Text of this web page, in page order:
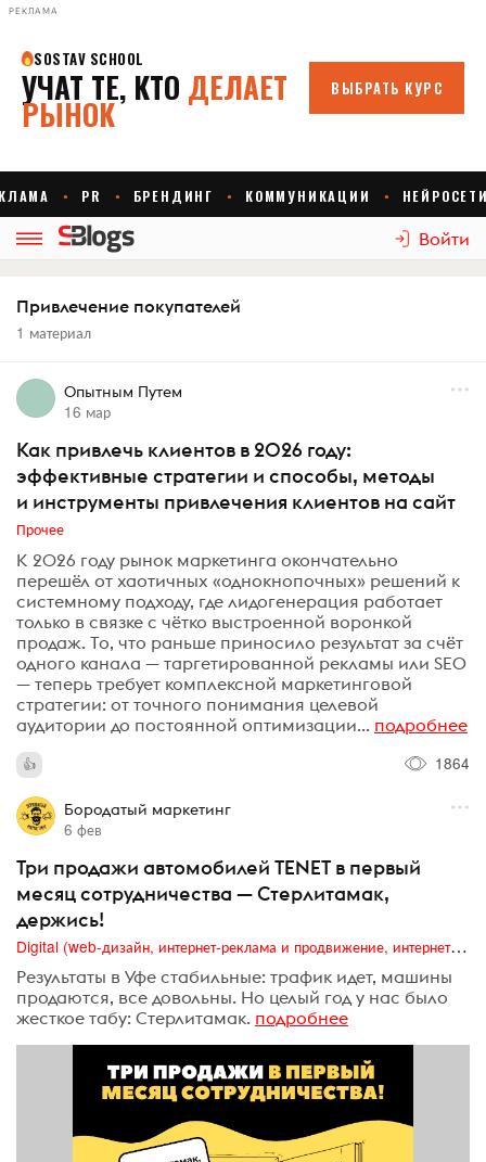
РЕКЛАМА
Войти
Привлечение покупателей
1 материал
Опытным Путем
16 мар
Как привлечь клиентов в 2026 году:
эффективные стратегии и способы, методы
и инструменты привлечения клиентов на сайт
Прочее
К 2026 году рынок маркетинга окончательно
перешёл от хаотичных «однокнопочных» решений к
системному подходу, где лидогенерация работает
только в связке с чётко выстроенной воронкой
продаж. То, что раньше приносило результат за счёт
одного канала — таргетированной рекламы или SEO
— теперь требует комплексной маркетинговой
стратегии: от точного понимания целевой
аудитории до постоянной оптимизации... подробнее
1864
Бородатый маркетинг
6 фев
Три продажи автомобилей TENET в первый
месяц сотрудничества — Стерлитамак,
держись!
Digital (web-дизайн, интернет-реклама и продвижение, интернет-сообщества и блоги, интернет-коммуникации, мобильный маркетинг, реклама на цифровых экранах)
Результаты в Уфе стабильные: трафик идет, машины
продаются, все довольны. Но целый год у нас было
жесткое табу: Стерлитамак. подробнее